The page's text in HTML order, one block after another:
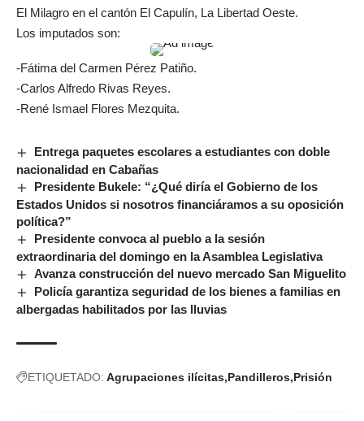
El Milagro en el cantón El Capulín, La Libertad Oeste.
Los imputados son:
-Fátima del Carmen Pérez Patiño.
-Carlos Alfredo Rivas Reyes.
-René Ismael Flores Mezquita.
Entrega paquetes escolares a estudiantes con doble
nacionalidad en Cabañas
Presidente Bukele: “¿Qué diría el Gobierno de los
Estados Unidos si nosotros financiáramos a su oposición
política?”
Presidente convoca al pueblo a la sesión
extraordinaria del domingo en la Asamblea Legislativa
Avanza construcción del nuevo mercado San Miguelito
Policía garantiza seguridad de los bienes a familias en
albergadas habilitados por las lluvias
ETIQUETADO: Agrupaciones ilícitas Pandilleros Prisión